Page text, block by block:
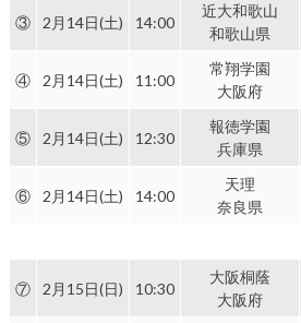
③ 2月14日(土) 14:00
近大和歌山
和歌山県
④ 2月14日(土) 11:00
常翔学園
大阪府
⑤ 2月14日(土) 12:30
報徳学園
兵庫県
⑥ 2月14日(土) 14:00
天理
奈良県
⑦ 2月15日(日) 10:30
大阪桐蔭
大阪府